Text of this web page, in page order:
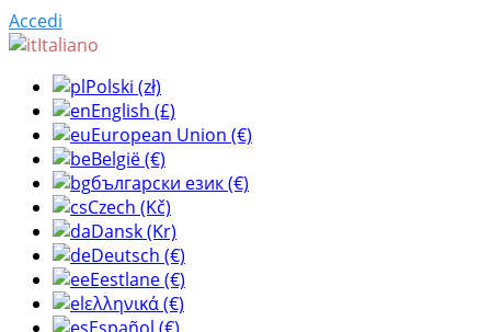
Accedi
Italiano
Polski (zł)
English (£)
European Union (€)
België (€)
български език (€)
Czech (Kč)
Dansk (Kr)
Deutsch (€)
Eestlane (€)
ελληνικά (€)